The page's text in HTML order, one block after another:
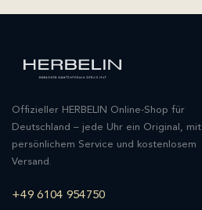
Offizieller HERBELIN Online-Shop für
Deutschland – jede Uhr ein Original, mit
persönlichem Service und kostenlosem
Versand.
+49 6104 954750